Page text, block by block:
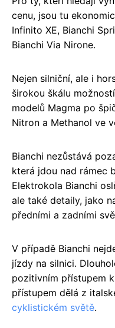
cenu, jsou tu
Infinito XE, Bianchi
Bianchi Via Nirone.
Nejen silniční, ale i
širokou škálu
modelů Magma po
Nitron a Methanol ve
Bianchi nezůstává
která jdou nad rámec
Elektrokola Bianchi
ale také detaily, jako
předními a zadními
V případě Bianchi
jízdy na silnici.
pozitivním přístupem
přístupem dělá z
cyklistickém světě.